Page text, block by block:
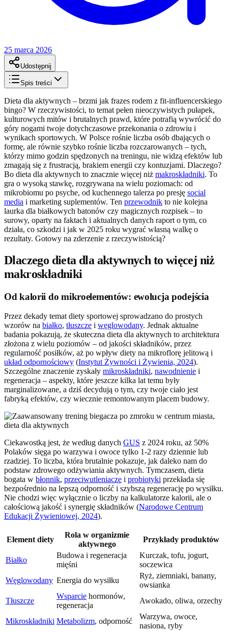
25 marca 2026
Udostępnij
Spis treści
Dieta dla aktywnych – brzmi jak frazes rodem z fit-influencerskiego
bingo? W rzeczywistości, to temat pełen nieoczywistych pułapek,
kulturowych mitów i brutalnych prawd, które potrafią wywrócić do
góry nogami twoje dotychczasowe przekonania o zdrowiu i
wynikach sportowych. W Polsce rośnie liczba osób dbających o
formę, ale równie szybko rośnie liczba rozczarowanych – tych,
którzy mimo godzin spędzonych na treningu, nie widzą efektów lub
zmagają się z frustracją, brakiem energii czy kontuzjami. Dlaczego?
Bo dieta dla aktywnych to znacznie więcej niż makroskładniki. To
gra o wysoką stawkę, rozgrywana na wielu poziomach: od
mikrobiomu po psyche, od kuchennego talerza po presję social
media i marketing suplementów. Ten przewodnik to nie kolejna
laurka dla białkowych batonów czy magicznych rozpisek – to
surowy, oparty na faktach i aktualnych danych raport o tym, co
działa, co szkodzi i jak w 2025 roku wygrać własną walkę o
rezultaty. Gotowy na zderzenie z rzeczywistością?
Dlaczego dieta dla aktywnych to więcej niż
makroskładniki
Od kalorii do mikroelementów: ewolucja podejścia
Przez dekady temat diety sportowej sprowadzano do prostych
wzorów na białko, tłuszcze i węglowodany. Jednak aktualne
badania pokazują, że skuteczna dieta dla aktywnych to architektura
złożona z wielu poziomów – od jakości składników, przez
regularność posiłków, aż po wpływ diety na mikroflorę jelitową i
układ odpornościowy (Instytut Żywności i Żywienia, 2024).
Szczególne znaczenie zyskały mikroskładniki, nawodnienie i
regeneracja – aspekty, które jeszcze kilka lat temu były
marginalizowane, a dziś decydują o tym, czy twoje ciało jest
fabryką efektów, czy wiecznie remontowanym placem budowy.
Ciekawostką jest, że według danych GUS z 2024 roku, aż 50%
Polaków sięga po warzywa i owoce tylko 1-2 razy dziennie lub
rzadziej. To liczba, która brutalnie pokazuje, jak daleko nam do
podstaw zdrowego odżywiania aktywnych. Tymczasem, dieta
bogata w błonnik, przeciwutleniacze i probiotyki przekłada się
bezpośrednio na lepszą odporność i szybszą regenerację po wysiłku.
Nie chodzi więc wyłącznie o liczby na kalkulatorze kalorii, ale o
całościową jakość i synergię składników (Narodowe Centrum
Edukacji Żywieniowej, 2024).
Element diety
Rola w organizmie
aktywnego
Przykłady produktów
Białko
Budowa i regeneracja
mięśni
Kurczak, tofu, jogurt,
soczewica
Węglowodany Energia do wysiłku
Ryż, ziemniaki, banany,
owsianka
Tłuszcze
Wsparcie hormonów,
regeneracja
Awokado, oliwa, orzechy
Mikroskładniki Metabolizm, odporność
Warzywa, owoce,
nasiona, ryby